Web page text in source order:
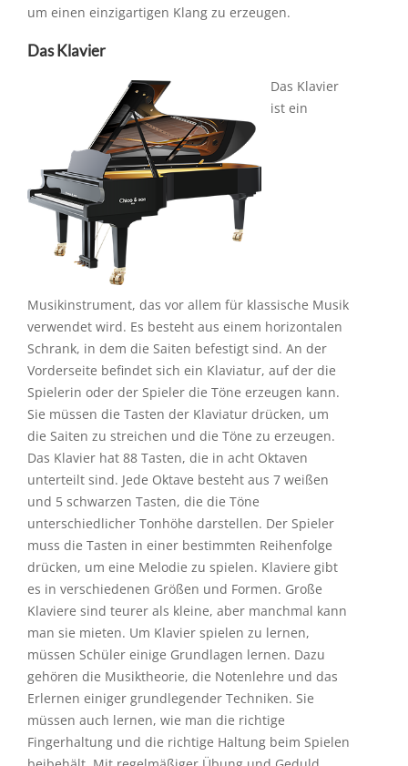
um einen einzigartigen Klang zu erzeugen.
Das Klavier
Das Klavier
ist ein
Musikinstrument, das vor allem für klassische Musik
verwendet wird. Es besteht aus einem horizontalen
Schrank, in dem die Saiten befestigt sind. An der
Vorderseite befindet sich ein Klaviatur, auf der die
Spielerin oder der Spieler die Töne erzeugen kann.
Sie müssen die Tasten der Klaviatur drücken, um
die Saiten zu streichen und die Töne zu erzeugen.
Das Klavier hat 88 Tasten, die in acht Oktaven
unterteilt sind. Jede Oktave besteht aus 7 weißen
und 5 schwarzen Tasten, die die Töne
unterschiedlicher Tonhöhe darstellen. Der Spieler
muss die Tasten in einer bestimmten Reihenfolge
drücken, um eine Melodie zu spielen. Klaviere gibt
es in verschiedenen Größen und Formen. Große
Klaviere sind teurer als kleine, aber manchmal kann
man sie mieten. Um Klavier spielen zu lernen,
müssen Schüler einige Grundlagen lernen. Dazu
gehören die Musiktheorie, die Notenlehre und das
Erlernen einiger grundlegender Techniken. Sie
müssen auch lernen, wie man die richtige
Fingerhaltung und die richtige Haltung beim Spielen